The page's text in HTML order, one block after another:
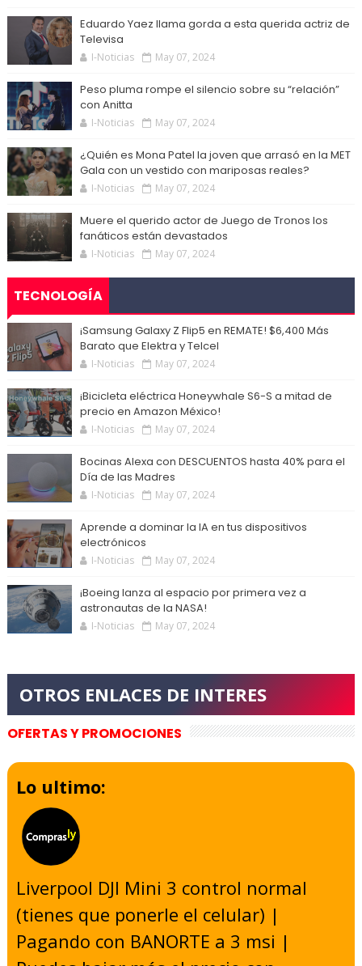
Eduardo Yaez llama gorda a esta querida actriz de
Televisa
I-Noticias May 07, 2024
Peso pluma rompe el silencio sobre su “relación”
con Anitta
I-Noticias May 07, 2024
¿Quién es Mona Patel la joven que arrasó en la MET
Gala con un vestido con mariposas reales?
I-Noticias May 07, 2024
Muere el querido actor de Juego de Tronos los
fanáticos están devastados
I-Noticias May 07, 2024
TECNOLOGÍA
¡Samsung Galaxy Z Flip5 en REMATE! $6,400 Más
Barato que Elektra y Telcel
I-Noticias May 07, 2024
¡Bicicleta eléctrica Honeywhale S6-S a mitad de
precio en Amazon México!
I-Noticias May 07, 2024
Bocinas Alexa con DESCUENTOS hasta 40% para el
Día de las Madres
I-Noticias May 07, 2024
Aprende a dominar la IA en tus dispositivos
electrónicos
I-Noticias May 07, 2024
¡Boeing lanza al espacio por primera vez a
astronautas de la NASA!
I-Noticias May 07, 2024
OFERTAS Y PROMOCIONES
Lo ultimo:
Liverpool DJI Mini 3 control normal
(tienes que ponerle el celular) |
Pagando con BANORTE a 3 msi |